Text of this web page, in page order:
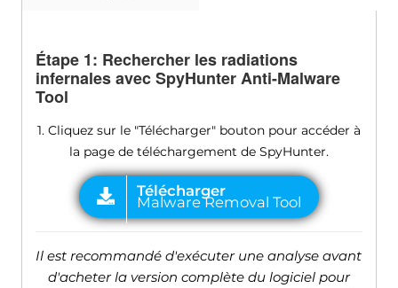
Étape 1: Rechercher les radiations
infernales avec SpyHunter Anti-Malware
Tool
1. Cliquez sur le "Télécharger" bouton pour accéder à
la page de téléchargement de SpyHunter.
Il est recommandé d'exécuter une analyse avant
d'acheter la version complète du logiciel pour